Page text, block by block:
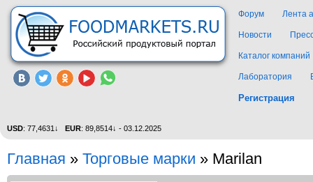
Форум Лента
Новости
Каталог компаний
Лаборатория
Регистрация
USD: 77,4631↓ EUR: 89,8514↓ - 03.12.2025
Главная » Торговые марки » Marilan